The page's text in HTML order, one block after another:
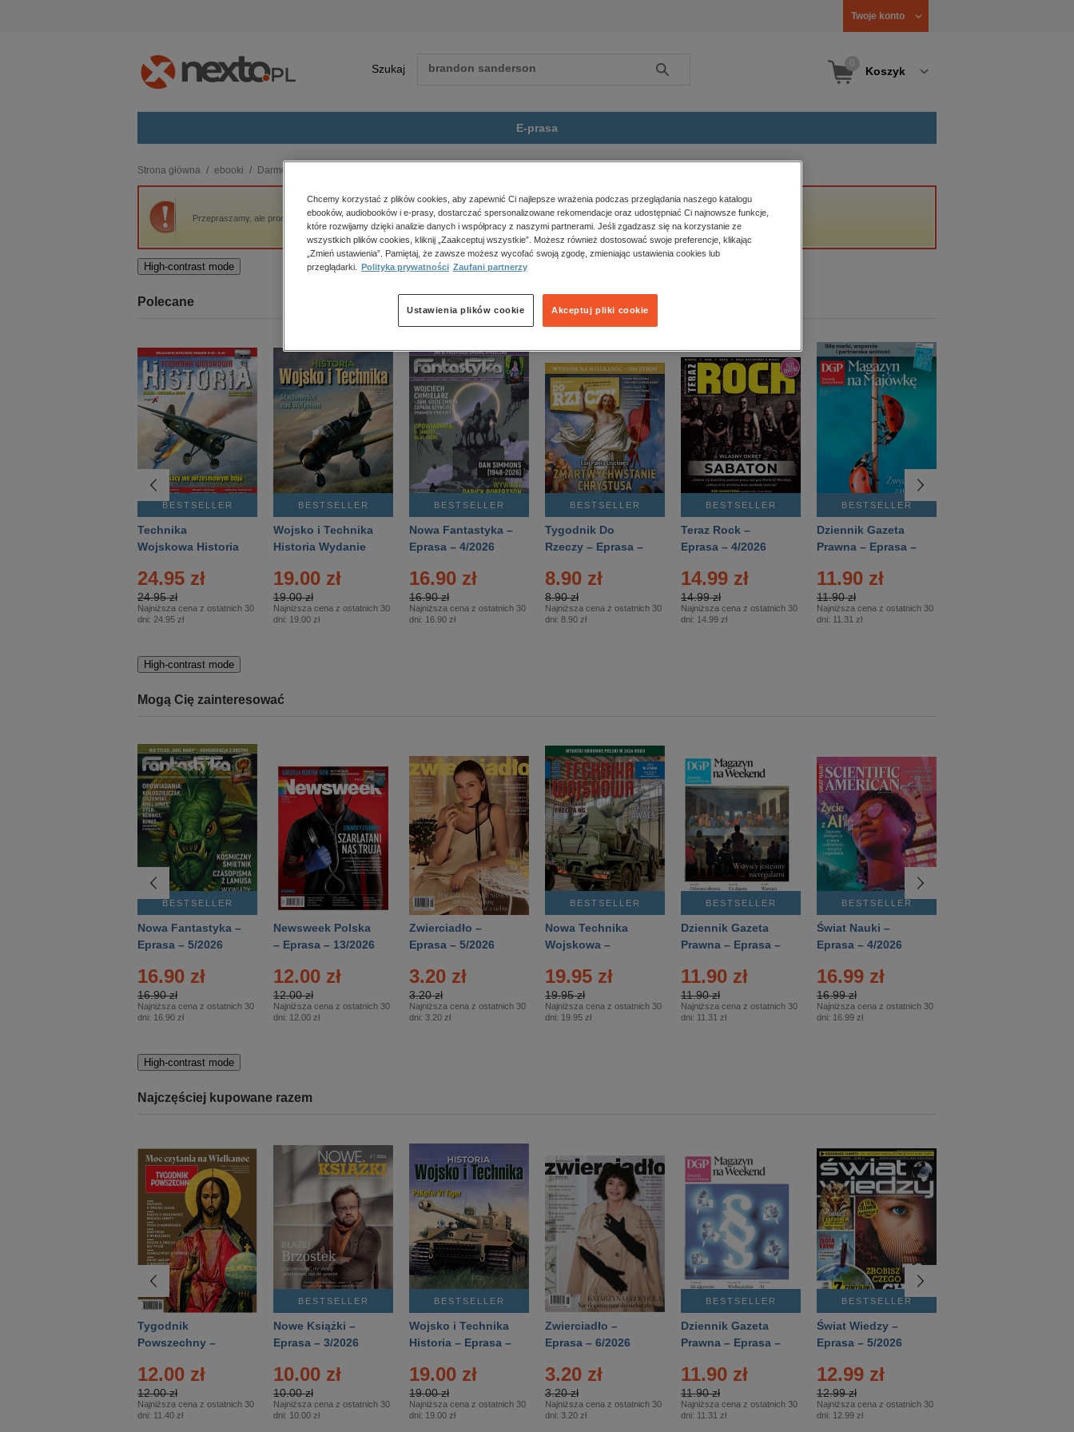
Twoje konto
Szukaj Szukaj Koszyk
E-prasa
budownictwo, aranżacja wnętrz
biznesowe, branżowe, gospodarka
darmowe wydania
edukacja
kobiece, lifestyle, kultura
polityka, społeczno-informacyjne
psychologiczne
inne
popularno-naukowe
historia
zdrowie
religie
Strona główna ebooki Darmowe ebooki
Przepraszamy, ale produkt „Polskie Szczęście” nie jest dostępny.
High-contrast mode
Polecane
BESTSELLER
Technika
Wojskowa Historia
24.95 zł
24.95 zł
Najniższa cena z ostatnich 30
dni: 24.95 zł
BESTSELLER
Wojsko i Technika
Historia Wydanie
– 2/2026
19.00 zł
19.00 zł
Najniższa cena z ostatnich 30
dni: 19.00 zł
BESTSELLER
Nowa Fantastyka –
Eprasa – 4/2026
16.90 zł
16.90 zł
Najniższa cena z ostatnich 30
dni: 16.90 zł
BESTSELLER
Tygodnik Do
Rzeczy – Eprasa –
8.90 zł
8.90 zł
Najniższa cena z ostatnich 30
dni: 8.90 zł
BESTSELLER
Teraz Rock –
Eprasa – 4/2026
14.99 zł
14.99 zł
Najniższa cena z ostatnich 30
dni: 14.99 zł
BESTSELLER
Dziennik Gazeta
Prawna – Eprasa –
11.90 zł
11.90 zł
Najniższa cena z ostatnich 30
dni: 11.31 zł
High-contrast mode
Mogą Cię zainteresować
BESTSELLER
Nowa Fantastyka –
Eprasa – 5/2026
16.90 zł
16.90 zł
Najniższa cena z ostatnich 30
dni: 16.90 zł
Newsweek Polska
– Eprasa – 13/2026
12.00 zł
12.00 zł
Najniższa cena z ostatnich 30
dni: 12.00 zł
Zwierciadło –
Eprasa – 5/2026
3.20 zł
3.20 zł
Najniższa cena z ostatnich 30
dni: 3.20 zł
BESTSELLER
Nowa Technika
Wojskowa –
19.95 zł
19.95 zł
Najniższa cena z ostatnich 30
dni: 19.95 zł
BESTSELLER
Dziennik Gazeta
Prawna – Eprasa –
11.90 zł
11.90 zł
Najniższa cena z ostatnich 30
dni: 11.31 zł
BESTSELLER
Świat Nauki –
Eprasa – 4/2026
16.99 zł
16.99 zł
Najniższa cena z ostatnich 30
dni: 16.99 zł
High-contrast mode
Najczęściej kupowane razem
Tygodnik
Powszechny –
12.00 zł
12.00 zł
Najniższa cena z ostatnich 30
dni: 11.40 zł
BESTSELLER
Nowe Książki –
Eprasa – 3/2026
10.00 zł
10.00 zł
Najniższa cena z ostatnich 30
dni: 10.00 zł
BESTSELLER
Wojsko i Technika
Historia – Eprasa –
19.00 zł
19.00 zł
Najniższa cena z ostatnich 30
dni: 19.00 zł
Zwierciadło –
Eprasa – 6/2026
3.20 zł
3.20 zł
Najniższa cena z ostatnich 30
dni: 3.20 zł
BESTSELLER
Dziennik Gazeta
Prawna – Eprasa –
11.90 zł
11.90 zł
Najniższa cena z ostatnich 30
dni: 11.31 zł
BESTSELLER
Świat Wiedzy –
Eprasa – 5/2026
12.99 zł
12.99 zł
Najniższa cena z ostatnich 30
dni: 12.99 zł
Chcemy korzystać z plików cookies, aby zapewnić Ci najlepsze wrażenia podczas przeglądania naszego katalogu
ebooków, audiobooków i e-prasy, dostarczać spersonalizowane rekomendacje oraz udostępniać Ci najnowsze funkcje,
które rozwijamy dzięki analizie danych i współpracy z naszymi partnerami. Jeśli zgadzasz się na korzystanie ze
wszystkich plików cookies, kliknij „Zaakceptuj wszystkie”. Możesz również dostosować swoje preferencje, klikając
„Zmień ustawienia”. Pamiętaj, że zawsze możesz wycofać swoją zgodę, zmieniając ustawienia cookies lub
przeglądarki.
Polityka prywatności Zaufani partnerzy
Akceptuj pliki cookie
Ustawienia plików cookie